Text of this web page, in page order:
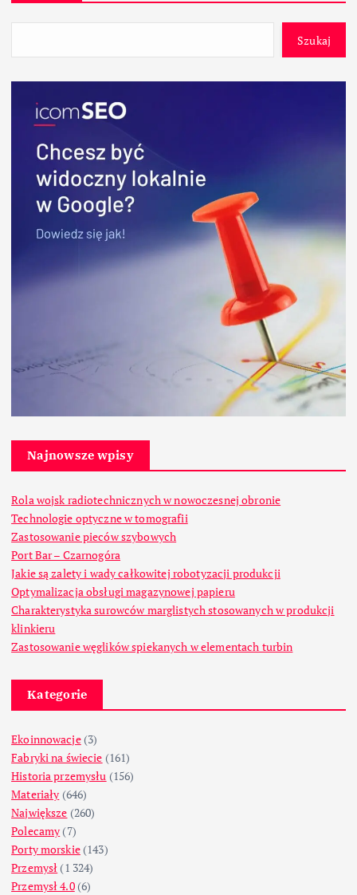
Szukaj
Najnowsze wpisy
Rola wojsk radiotechnicznych w nowoczesnej obronie
Technologie optyczne w tomografii
Zastosowanie pieców szybowych
Port Bar – Czarnogóra
Jakie są zalety i wady całkowitej robotyzacji produkcji
Optymalizacja obsługi magazynowej papieru
Charakterystyka surowców marglistych stosowanych w produkcji
klinkieru
Zastosowanie węglików spiekanych w elementach turbin
Kategorie
Ekoinnowacje(3)
Fabryki na świecie (161)
Historia przemysłu (156)
Materiały (646)
Największe (260)
Polecamy (7)
Porty morskie(143)
Przemysł (1 324)
Przemysł 4.0(6)